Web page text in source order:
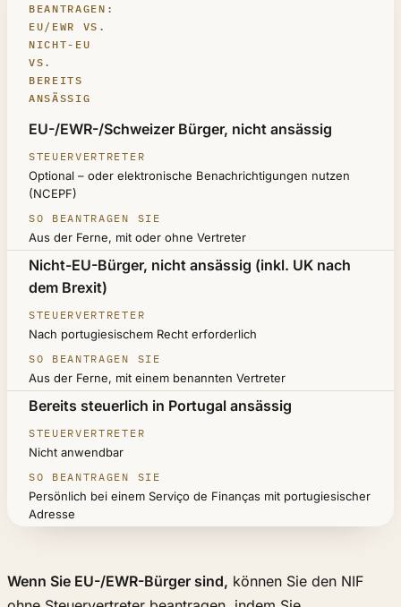
BEANTRAGEN:
EU/EWR VS.
NICHT-EU
VS.
BEREITS
ANSÄSSIG
IHRE SITUATION
STEUERVERTRETER
SO BEANTRAGEN SIE
EU-/EWR-/Schweizer Bürger, nicht ansässig
Optional – oder elektronische Benachrichtigungen nutzen
(NCEPF)
Aus der Ferne, mit oder ohne Vertreter
Nicht-EU-Bürger, nicht ansässig (inkl. UK nach
dem Brexit)
Nach portugiesischem Recht erforderlich
Aus der Ferne, mit einem benannten Vertreter
Bereits steuerlich in Portugal ansässig
Nicht anwendbar
Persönlich bei einem Serviço de Finanças mit portugiesischer
Adresse
Wenn Sie EU-/EWR-Bürger sind, können Sie den NIF